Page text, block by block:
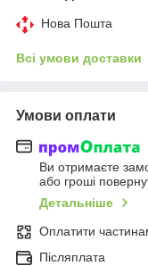
Нова Пошта
Всі умови доставки
Умови оплати
Ви отримаєте
або гроші
Детальніше
Оплатити
Післяплата